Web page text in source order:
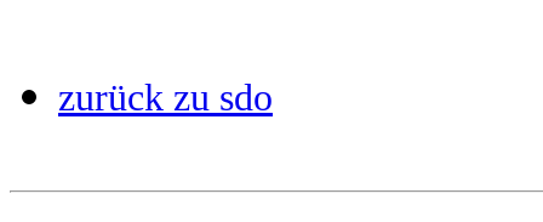
zurück zu sdo